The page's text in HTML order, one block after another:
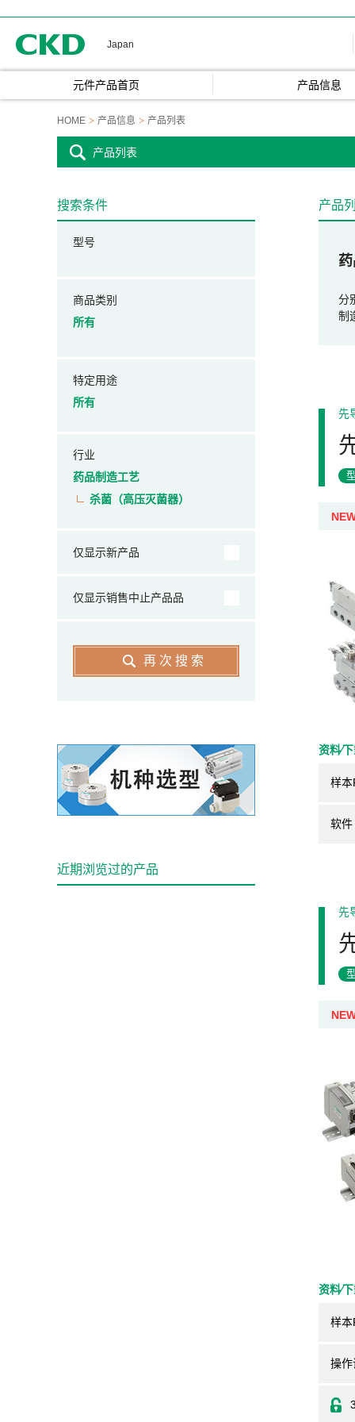
Japan
元件产品首页 产品信息
HOME 产品信息 产品列表
产品列表
产品
分
制
先
资料⁄
样本
软件
先
资料⁄
样本
操作
搜索条件
型号
商品类别
所有
特定用途
所有
行业
药品制造工艺
杀菌（高压灭菌器）
仅显示新产品
仅显示销售中止产品品
再次搜索
近期浏览过的产品